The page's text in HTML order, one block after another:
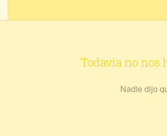
Todavía no nos
Nadie dijo